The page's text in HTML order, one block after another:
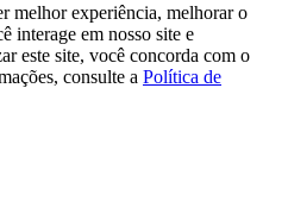
melhor experiência, melhorar o
interage em nosso site e
este site, você concorda com o
consulte a Política de